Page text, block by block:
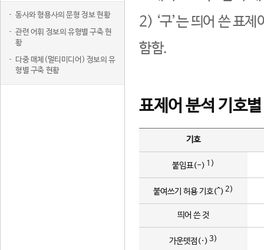
동사와 형용사의 문형 정보 현황
관련 어휘 정보의 유형별 구축 현
황
다중 매체(멀티미디어) 정보의 유
형별 구축 현황
2) ‘구’는 띄어 쓴 표
함함.
표제어 분석 기호
기호
붙임표(-) 1)
붙여쓰기 허용 기호(^) 2)
띄어 쓴 것
가운뎃점(·) 3)